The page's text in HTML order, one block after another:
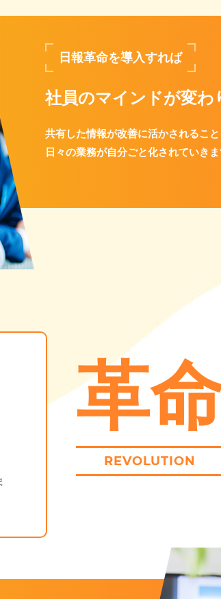
日報革命を導入すれば
社員のマインドが変わ
共有した情報が改善に活かされるこ
日々の業務が自分ごと化されていき
革
REVOLUTION